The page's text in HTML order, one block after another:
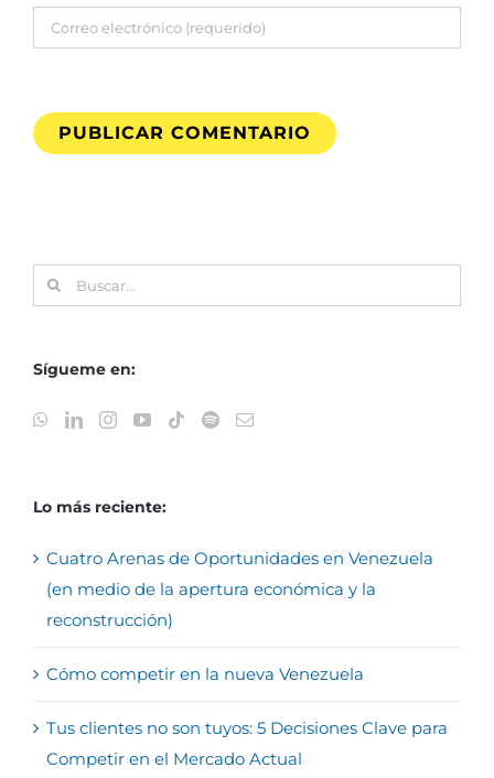
Buscar:
Sígueme en:
Lo más reciente:
Cuatro Arenas de Oportunidades en Venezuela
(en medio de la apertura económica y la
reconstrucción)
Cómo competir en la nueva Venezuela
Tus clientes no son tuyos: 5 Decisiones Clave para
Competir en el Mercado Actual